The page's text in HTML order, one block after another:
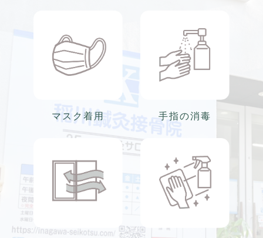
マスク着用 手指の消毒